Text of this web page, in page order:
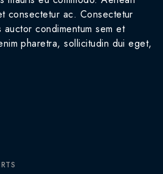
consectetur ac. Consectetur
condimentum sem et
pharetra, sollicitudin dui eget,